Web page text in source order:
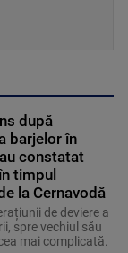
după
barjelor în
constatat
timpul
la Cernavodă
de deviere a
spre vechiul său
mai complicată.